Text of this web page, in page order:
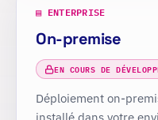
▤ ENTERPRISE
On-premise
EN COURS DE
Déploiement on-
installé dans votre